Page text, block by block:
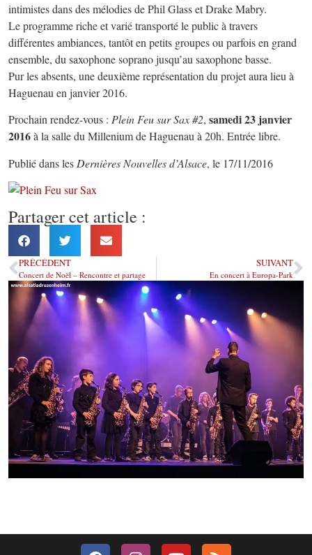
intimistes dans des mélodies de Phil Glass et Drake Mabry.
Le programme riche et varié transporté le public à travers
différentes ambiances, tantôt en petits groupes ou parfois en grand
ensemble, du saxophone soprano jusqu’au saxophone basse.
Pur les absents, une deuxième représentation du projet aura lieu à
Haguenau en janvier 2016.
Prochain rendez-vous : Plein Feu sur Sax #2, samedi 23 janvier
2016à la salle du Millenium de Haguenau à 20h. Entrée libre.
Publié dans les Dernières Nouvelles d’Alsace, le 17/11/2016
Partager cet article :
PRÉCÉDENT
Concert de Noël – Rencontre et partage
SUIVANT
En concert à Europa-Park